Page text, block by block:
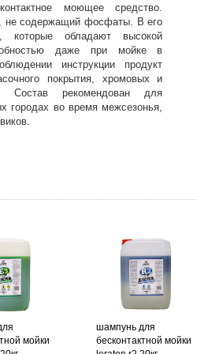
моющее средство.
не содержащий фосфаты. В его
которые обладают высокой
даже при мойке в
инструкции продукт
покрытия, хромовых и
Состав рекомендован для
городах во время межсезонья,
мойки
шампунь для
бесконтактной мойки